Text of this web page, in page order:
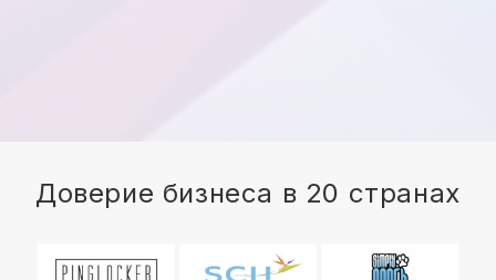
Доверие бизнеса в 20 странах